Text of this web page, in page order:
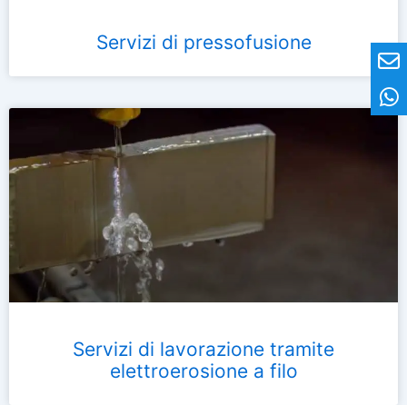
Servizi di pressofusione
Servizi di lavorazione tramite
elettroerosione a filo